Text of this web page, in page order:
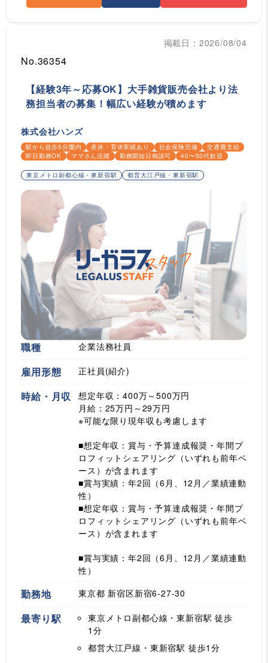
掲載日：2026/08/04
No.36354
【経験3年～応募OK】大手雑貨販売会社より法
務担当者の募集！幅広い経験が積めます
株式会社ハンズ
駅から徒歩5分圏内 産休・育休実績あり 社会保険完備
交通費支給
即日勤務OK
ママさん活躍 勤務開始日相談可 40〜50代歓迎
東京メトロ副都心線・東新宿駅 都営大江戸線・東新宿駅
職種 企業法務社員
雇用形態 正社員(紹介)
時給・月収
想定年収：400万～500万円
月給：25万円～29万円
※可能な限り現年収も考慮します
■想定年収：賞与・予算達成報奨・年間プ
ロフィットシェアリング（いずれも前年ベ
ース）が含まれます
■賞与実績：年2回（6月、12月／業績連動
性）
■想定年収：賞与・予算達成報奨・年間プ
ロフィットシェアリング（いずれも前年ベ
ース）が含まれます
■賞与実績：年2回（6月、12月／業績連動
性）
勤務地 東京都 新宿区新宿6-27-30
最寄り駅 東京メトロ副都心線・東新宿駅 徒歩
1分
都営大江戸線・東新宿駅 徒歩1分